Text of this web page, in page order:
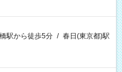
駅から徒歩5分 / 春日(東京都)駅